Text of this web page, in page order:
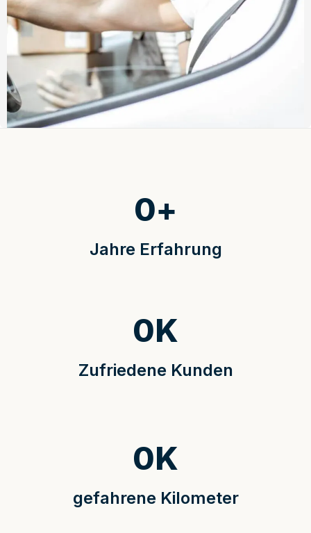
Jahre Erfahrung
0+
Zufriedene Kunden
0K
gefahrene Kilometer
0K